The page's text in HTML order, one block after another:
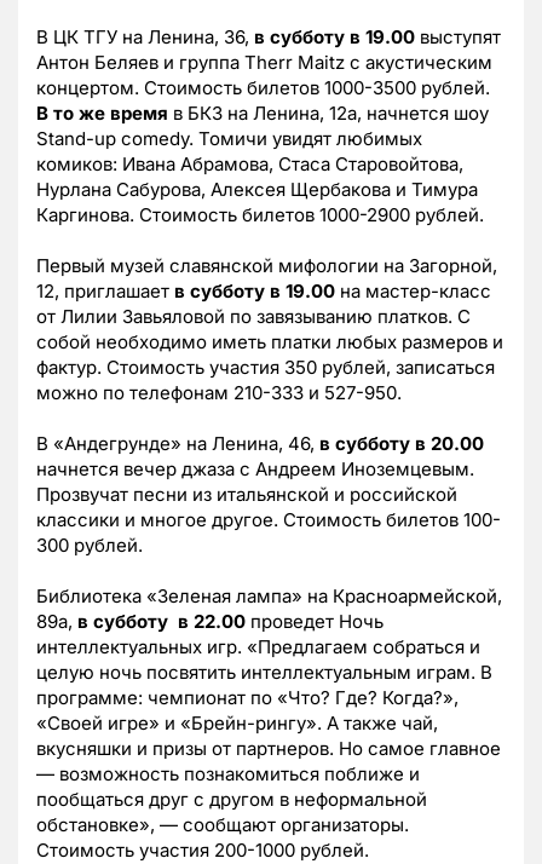
В ЦК ТГУ на Ленина, 36, в субботу в 19.00 выступят
Антон Беляев и группа Therr Maitz с акустическим
концертом. Стоимость билетов 1000-3500 рублей.
В то же время в БКЗ на Ленина, 12а, начнется шоу
Stand-up comedy. Томичи увидят любимых
комиков: Ивана Абрамова, Стаса Старовойтова,
Нурлана Сабурова, Алексея Щербакова и Тимура
Каргинова. Стоимость билетов 1000-2900 рублей.
Первый музей славянской мифологии на Загорной,
12, приглашает в субботу в 19.00 на мастер-класс
от Лилии Завьяловой по завязыванию платков. С
собой необходимо иметь платки любых размеров и
фактур. Стоимость участия 350 рублей, записаться
можно по телефонам 210-333 и 527-950.
В «Андегрунде» на Ленина, 46, в субботу в 20.00
начнется вечер джаза с Андреем Иноземцевым.
Прозвучат песни из итальянской и российской
классики и многое другое. Стоимость билетов 100-
300 рублей.
Библиотека «Зеленая лампа» на Красноармейской,
89а, в субботу в 22.00 проведет Ночь
интеллектуальных игр. «Предлагаем собраться и
целую ночь посвятить интеллектуальным играм. В
программе: чемпионат по «Что? Где? Когда?»,
«Своей игре» и «Брейн-рингу». А также чай,
вкусняшки и призы от партнеров. Но самое главное
— возможность познакомиться поближе и
пообщаться друг с другом в неформальной
обстановке», — сообщают организаторы.
Стоимость участия 200-1000 рублей.